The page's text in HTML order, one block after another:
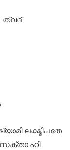
ത്വദ്
ലക്ഷ്മീപതേ
ഹി